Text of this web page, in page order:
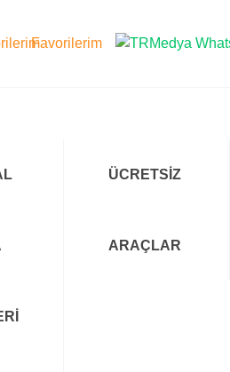
Favorilerim
ÜCRETSIZ
ARAÇLAR